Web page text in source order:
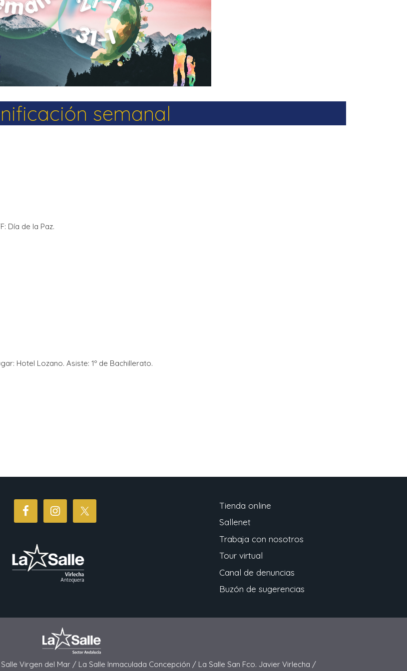
el mundo
semanal
Día de la Paz.
Hotel Lozano. Asiste: 1º de Bachillerato.
Tienda online
Sallenet
Trabaja con nosotros
Tour virtual
Canal de denuncias
Buzón de sugerencias
Salle Virgen del Mar / La Salle Inmaculada Concepción / La Salle San Fco. Javier Virlecha /